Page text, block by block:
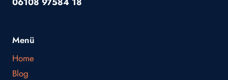
Menü
Home
Blog